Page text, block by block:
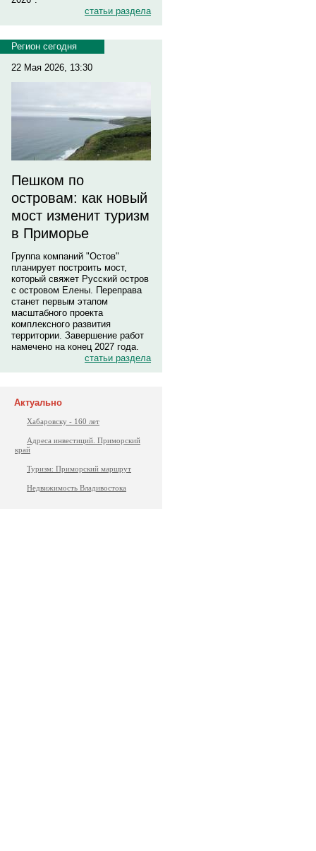
статьи раздела
Регион сегодня
22 Мая 2026, 13:30
Пешком по
островам: как новый
мост изменит туризм
в Приморье
Группа компаний "Остов"
планирует построить мост,
который свяжет Русский остров
с островом Елены. Переправа
станет первым этапом
масштабного проекта
комплексного развития
территории. Завершение работ
намечено на конец 2027 года.
статьи раздела
Актуально
Хабаровску - 160 лет
Адреса инвестиций. Приморский
край
Туризм: Приморский маршрут
Недвижимость Владивостока